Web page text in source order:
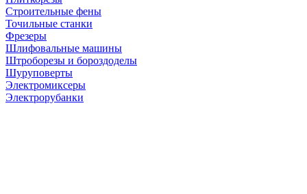
Строительные фены
Точильные станки
Фрезеры
Шлифовальные машины
Штроборезы и бороздоделы
Шуруповерты
Электромиксеры
Электрорубанки